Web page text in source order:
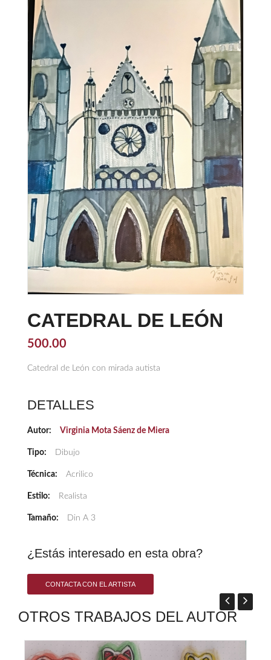
CATEDRAL DE LEÓN
500.00
Catedral de León con mirada autista
DETALLES
Autor: Virginia Mota Sáenz de Miera
Tipo: Dibujo
Técnica: Acrilico
Estilo: Realista
Tamaño: Din A 3
¿Estás interesado en esta obra?
CONTACTA CON EL ARTISTA
OTROS TRABAJOS DEL AUTOR